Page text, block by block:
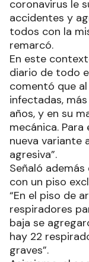
coronavirus le
accidentes y
todos con la
remarcó.
En este
diario de todo
comentó que
infectadas,
años, y en su
mecánica. Para
nueva variante
agresiva”.
Señaló
con un piso
“En el piso de
respiradores
baja se
hay 22
graves”.